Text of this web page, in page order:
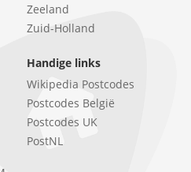
Zeeland
Zuid-Holland
Handige links
Wikipedia Postcodes
Postcodes België
Postcodes UK
PostNL